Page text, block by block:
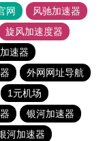
网
风驰加速器
旋风加速度器
速器
外网网址导航
1元机场
银河加速器
河加速器